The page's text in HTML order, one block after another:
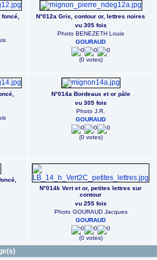
N°012a Gris, contour or, lettres noires
vu 305 fois
Photo BENEZETH Louis
GOURAUD
(0 votes)
N°014a Bordeaux et or pâle
vu 305 fois
Photo J.R.
GOURAUD
(0 votes)
N°014k Vert et or, petites lettres sur
contour
vu 255 fois
Photo GOURAUD Jacques
GOURAUD
(0 votes)